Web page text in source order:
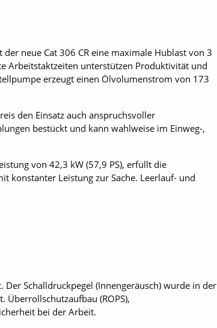
neue Cat 306 CR eine maximale Hublast von 3
Arbeitstaktzeiten unterstützen Produktivität und
erzeugt einen Ölvolumenstrom von 173
den Einsatz auch anspruchsvoller
bestückt und kann wahlweise im Einweg-,
von 42,3 kW (57,9 PS), erfüllt die
konstanter Leistung zur Sache. Leerlauf- und
Der Schalldruckpegel (Innengeräusch) wurde in der
Überrollschutzaufbau (ROPS),
bei der Arbeit.